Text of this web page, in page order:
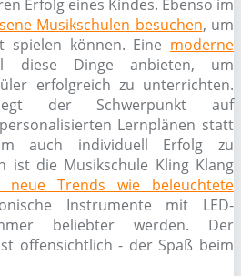
Erfolg eines Kindes. Ebenso im
Musikschulen besuchen, um
spielen können. Eine moderne
Dinge anbieten, um
erfolgreich zu unterrichten.
der Schwerpunkt auf
Lernplänen statt
auch individuell Erfolg zu
ist die Musikschule Kling Klang
neue Trends wie beleuchtete
Instrumente mit LED-
beliebter werden. Der
offensichtlich - der Spaß beim